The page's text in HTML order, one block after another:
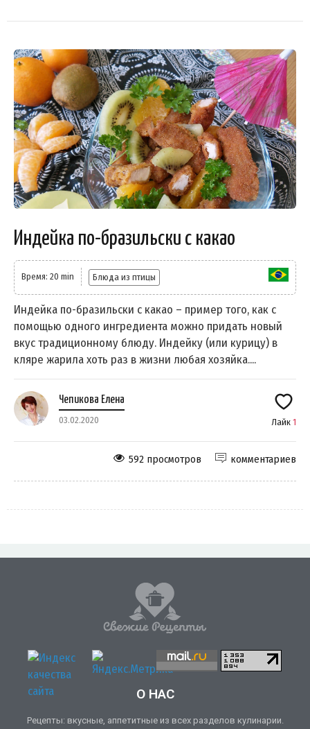
Индейка по-бразильски с какао
Время: 20 min Блюда из птицы
Индейка по-бразильски с какао – пример того, как с
помощью одного ингредиента можно придать новый
вкус традиционному блюду. Индейку (или курицу) в
кляре жарила хоть раз в жизни любая хозяйка....
Чепикова Елена
03.02.2020 Лайк 1
комментариев
592 просмотров
О НАС
Рецепты: вкусные, аппетитные из всех разделов кулинарии.